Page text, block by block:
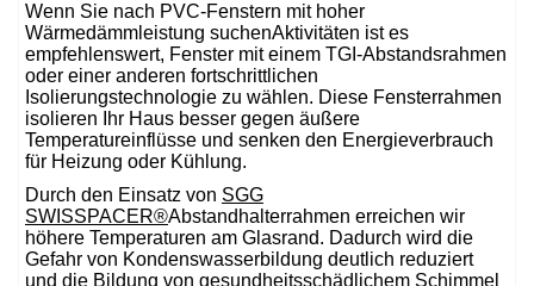
Wenn Sie nach PVC-Fenstern mit hoher
Wärmedämmleistung suchenAktivitäten ist es
empfehlenswert, Fenster mit einem TGI-Abstandsrahmen
oder einer anderen fortschrittlichen
Isolierungstechnologie zu wählen. Diese Fensterrahmen
isolieren Ihr Haus besser gegen äußere
Temperatureinflüsse und senken den Energieverbrauch
für Heizung oder Kühlung.
Durch den Einsatz von SGG
SWISSPACER®Abstandhalterrahmen erreichen wir
höhere Temperaturen am Glasrand. Dadurch wird die
Gefahr von Kondenswasserbildung deutlich reduziert
und die Bildung von gesundheitsschädlichem Schimmel